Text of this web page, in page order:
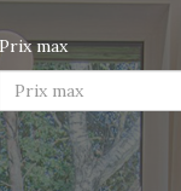
max